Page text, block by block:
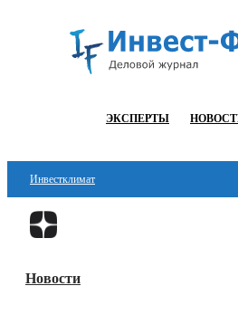
ЭКСПЕРТЫ
Инвестклимат
Финансы
Блокчейн
Новости